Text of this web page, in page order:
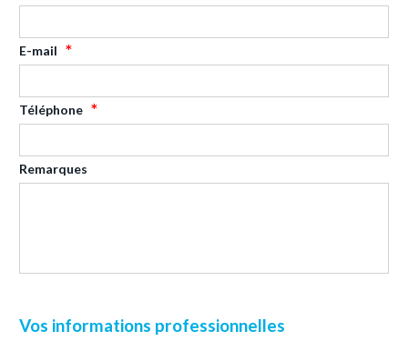
E-mail
Téléphone
Remarques
Vos informations professionnelles